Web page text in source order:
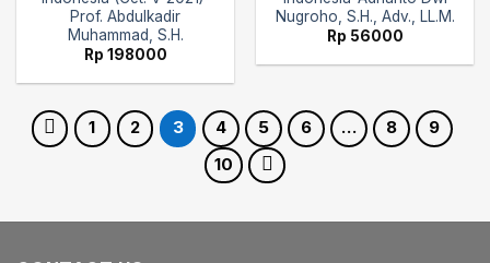
Prof. Abdulkadir
Muhammad, S.H.
Rp 198000
Nugroho, S.H., Adv., LL.M.
Rp 56000
1 2 3 4 5 6 … 8
9
10